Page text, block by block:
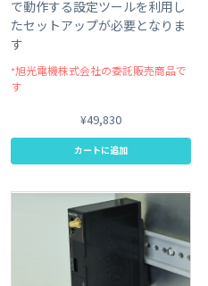
で動作する設定ツールを利用し
たセットアップが必要となりま
す
*旭光電機株式会社の委託販売商品で
す
¥49,830
カートに追加